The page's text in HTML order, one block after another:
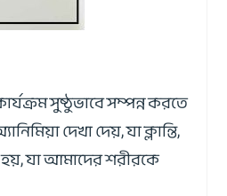
সুষ্ঠুভাবে সম্পন্ন করতে
দেখা দেয়, যা ক্লান্তি,
হয়, যা আমাদের শরীরকে